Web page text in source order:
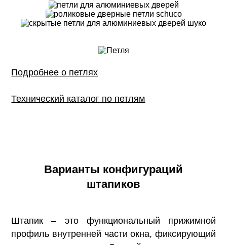
Подробнее о петлях
Технический каталог по петлям
Варианты конфигураций
штапиков
Штапик – это функциональный прижимной
профиль внутренней части окна, фиксирующий